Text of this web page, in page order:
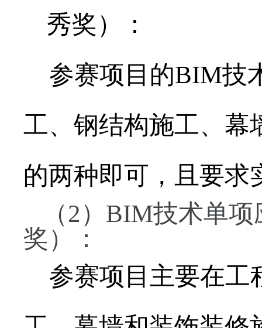
秀奖）：
参赛项目的BIM技
工、钢结构施工、幕
的两种即可，且要求
（2）BIM技术单项
奖）：
参赛项目主要在工